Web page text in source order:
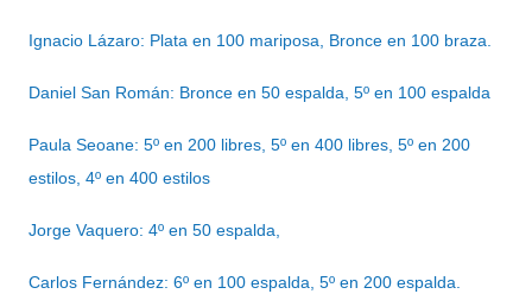
Ignacio Lázaro: Plata en 100 mariposa, Bronce en 100 braza.
Daniel San Román: Bronce en 50 espalda, 5º en 100 espalda
Paula Seoane: 5º en 200 libres, 5º en 400 libres, 5º en 200
estilos, 4º en 400 estilos
Jorge Vaquero: 4º en 50 espalda,
Carlos Fernández: 6º en 100 espalda, 5º en 200 espalda.